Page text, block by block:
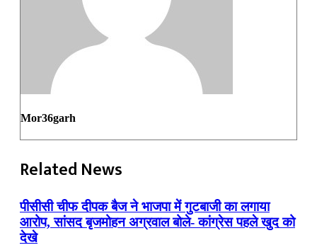
Mor36garh
Related News
पीसीसी चीफ दीपक बैज ने भाजपा में गुटबाजी का लगाया
आरोप, सांसद बृजमोहन अग्रवाल बोले- कांग्रेस पहले खुद को
देखे